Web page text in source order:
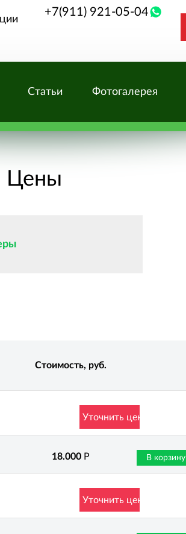
+7(911) 921-05-04
Статьи Фотогалерея
Цены
Стоимость, руб.
Уточнить цену
18.000 Р В корзину
Уточнить цену